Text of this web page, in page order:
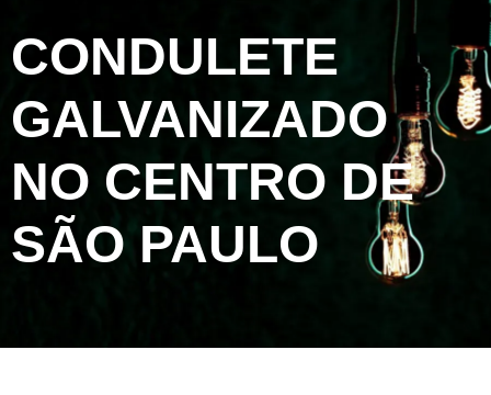
CONDULETE
GALVANIZADO
NO CENTRO DE
SÃO PAULO